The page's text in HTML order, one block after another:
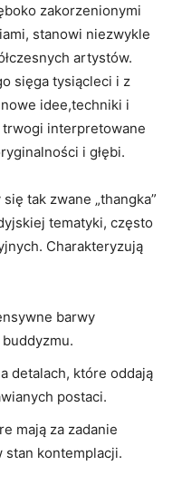
zakorzenionymi
stanowi niezwykle
artystów.
sięga tysiącleci i z
idee,techniki i
interpretowane
i głębi.
tak zwane „thangka”
tematyki, często
Charakteryzują
barwy
detalach, które oddają
postaci.
mają za zadanie
stan kontemplacji.